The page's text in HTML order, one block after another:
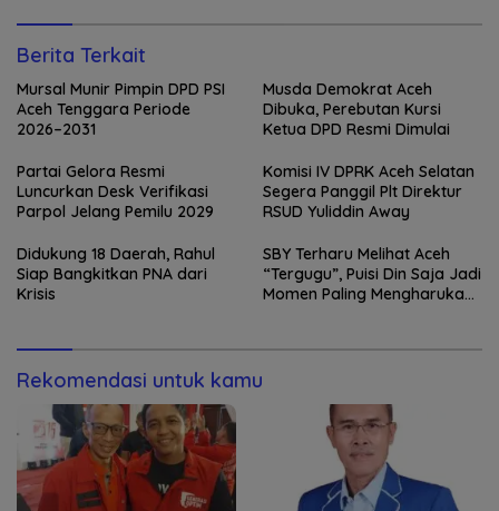
Berita Terkait
Mursal Munir Pimpin DPD PSI
Aceh Tenggara Periode
2026–2031
Musda Demokrat Aceh
Dibuka, Perebutan Kursi
Ketua DPD Resmi Dimulai
Partai Gelora Resmi
Luncurkan Desk Verifikasi
Parpol Jelang Pemilu 2029
Komisi IV DPRK Aceh Selatan
Segera Panggil Plt Direktur
RSUD Yuliddin Away
Didukung 18 Daerah, Rahul
Siap Bangkitkan PNA dari
Krisis
SBY Terharu Melihat Aceh
“Tergugu”, Puisi Din Saja Jadi
Momen Paling Mengharukan
Rekomendasi untuk kamu